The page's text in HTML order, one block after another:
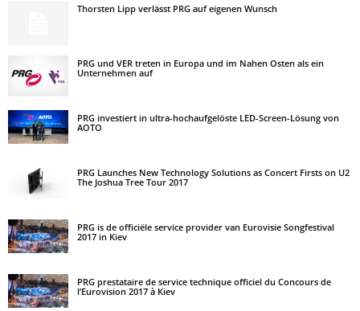
Thorsten Lipp verlässt PRG auf eigenen Wunsch
PRG und VER treten in Europa und im Nahen Osten als ein
Unternehmen auf
PRG investiert in ultra-hochaufgelöste LED-Screen-Lösung von
AOTO
PRG Launches New Technology Solutions as Concert Firsts on U2
The Joshua Tree Tour 2017
PRG is de officiële service provider van Eurovisie Songfestival
2017 in Kiev
PRG prestataire de service technique officiel du Concours de
l’Eurovision 2017 à Kiev